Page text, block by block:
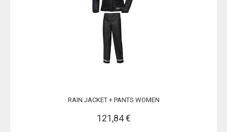
RAIN JACKET + PANTS WOMEN
121,84 €